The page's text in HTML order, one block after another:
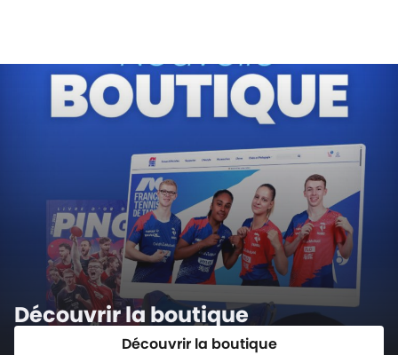
Découvrir la boutique
Découvrir la boutique